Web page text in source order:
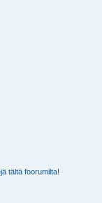
tältä foorumilta!